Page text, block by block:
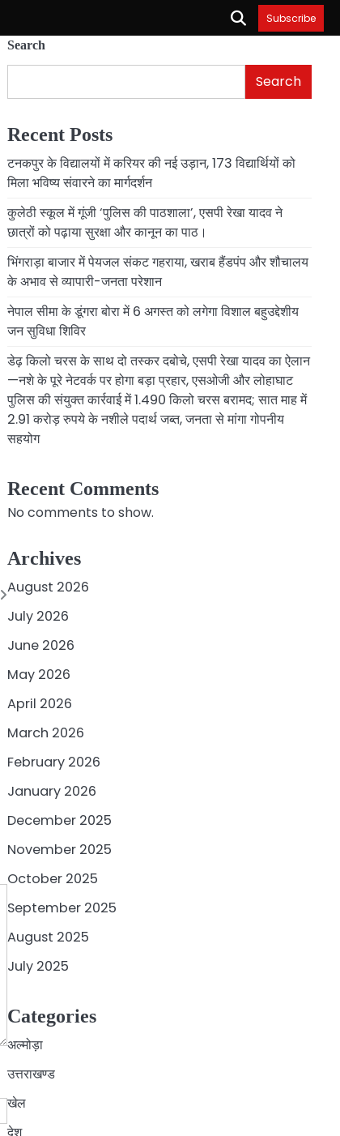
Subscribe
Search
Search
Recent Posts
टनकपुर के विद्यालयों में करियर की नई उड़ान, 173 विद्यार्थियों को
मिला भविष्य संवारने का मार्गदर्शन
कुलेठी स्कूल में गूंजी ‘पुलिस की पाठशाला’, एसपी रेखा यादव ने
छात्रों को पढ़ाया सुरक्षा और कानून का पाठ।
भिंगराड़ा बाजार में पेयजल संकट गहराया, खराब हैंडपंप और शौचालय
के अभाव से व्यापारी-जनता परेशान
नेपाल सीमा के डूंगरा बोरा में 6 अगस्त को लगेगा विशाल बहुउद्देशीय
जन सुविधा शिविर
डेढ़ किलो चरस के साथ दो तस्कर दबोचे, एसपी रेखा यादव का ऐलान
—नशे के पूरे नेटवर्क पर होगा बड़ा प्रहार, एसओजी और लोहाघाट
पुलिस की संयुक्त कार्रवाई में 1.490 किलो चरस बरामद; सात माह में
2.91 करोड़ रुपये के नशीले पदार्थ जब्त, जनता से मांगा गोपनीय
सहयोग
Recent Comments
No comments to show.
Archives
August 2026
July 2026
June 2026
May 2026
April 2026
March 2026
February 2026
January 2026
December 2025
November 2025
October 2025
September 2025
August 2025
July 2025
Categories
अल्मोड़ा
उत्तराखण्ड
खेल